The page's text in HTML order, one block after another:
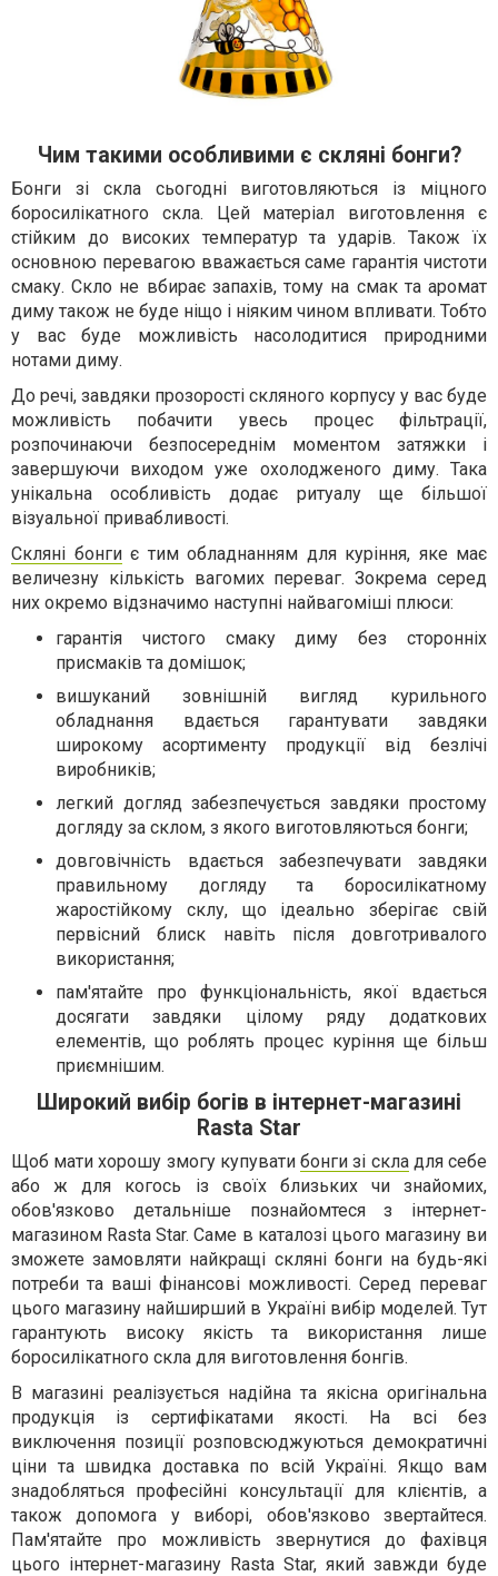
Чим такими особливими є скляні бонги?
Бонги зі скла сьогодні виготовляються із міцного
боросилікатного скла. Цей матеріал виготовлення є
стійким до високих температур та ударів. Також їх
основною перевагою вважається саме гарантія чистоти
смаку. Скло не вбирає запахів, тому на смак та аромат
диму також не буде ніщо і ніяким чином впливати. Тобто
у вас буде можливість насолодитися природними
нотами диму.
До речі, завдяки прозорості скляного корпусу у вас буде
можливість побачити увесь процес фільтрації,
розпочинаючи безпосереднім моментом затяжки і
завершуючи виходом уже охолодженого диму. Така
унікальна особливість додає ритуалу ще більшої
візуальної привабливості.
Скляні бонгиє тим обладнанням для куріння, яке має
величезну кількість вагомих переваг. Зокрема серед
них окремо відзначимо наступні найвагоміші плюси:
гарантія чистого смаку диму без сторонніх
присмаків та домішок;
вишуканий зовнішній вигляд курильного
обладнання вдається гарантувати завдяки
широкому асортименту продукції від безлічі
виробників;
легкий догляд забезпечується завдяки простому
догляду за склом, з якого виготовляються бонги;
довговічність вдається забезпечувати завдяки
правильному догляду та боросилікатному
жаростійкому склу, що ідеально зберігає свій
первісний блиск навіть після довготривалого
використання;
пам'ятайте про функціональність, якої вдається
досягати завдяки цілому ряду додаткових
елементів, що роблять процес куріння ще більш
приємнішим.
Широкий вибір богів в інтернет-магазині
Rasta Star
Щоб мати хорошу змогу купуватибонги зі складля себе
або ж для когось із своїх близьких чи знайомих,
обов'язково детальніше познайомтеся з інтернет-
магазином Rasta Star. Саме в каталозі цього магазину ви
зможете замовляти найкращі скляні бонги на будь-які
потреби та ваші фінансові можливості. Серед переваг
цього магазину найширший в Україні вибір моделей. Тут
гарантують високу якість та використання лише
боросилікатного скла для виготовлення бонгів.
В магазині реалізується надійна та якісна оригінальна
продукція із сертифікатами якості. На всі без
виключення позиції розповсюджуються демократичні
ціни та швидка доставка по всій Україні. Якщо вам
знадобляться професійні консультації для клієнтів, а
також допомога у виборі, обов'язково звертайтеся.
Пам'ятайте про можливість звернутися до фахівця
цього інтернет-магазину Rasta Star, який завжди буде